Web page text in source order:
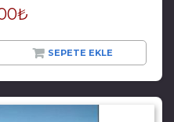
₺
SEPETE EKLE